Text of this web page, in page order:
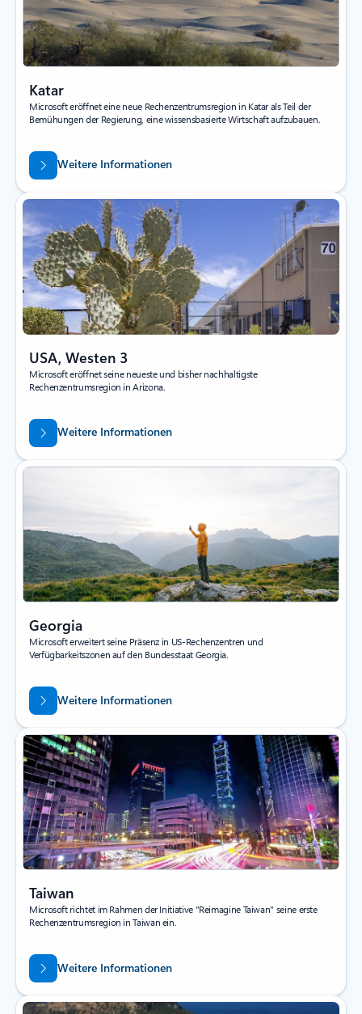
Katar
Microsoft eröffnet eine neue Rechenzentrumsregion in Katar als Teil der
Bemühungen der Regierung, eine wissensbasierte Wirtschaft aufzubauen.
Weitere Informationen
USA, Westen 3
Microsoft eröffnet seine neueste und bisher nachhaltigste
Rechenzentrumsregion in Arizona.
Weitere Informationen
Georgia
Microsoft erweitert seine Präsenz in US-Rechenzentren und
Verfügbarkeitszonen auf den Bundesstaat Georgia.
Weitere Informationen
Taiwan
Microsoft richtet im Rahmen der Initiative "Reimagine Taiwan" seine erste
Rechenzentrumsregion in Taiwan ein.
Weitere Informationen